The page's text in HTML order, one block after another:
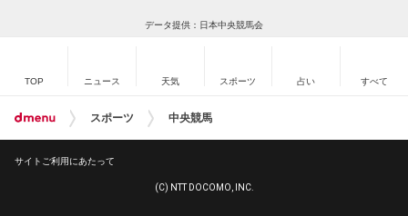
データ提供：日本中央競馬会
TOP ニュース 天気 スポーツ 占い すべて
スポーツ 中央競馬
サイトご利用にあたって
(C) NTT DOCOMO, INC.